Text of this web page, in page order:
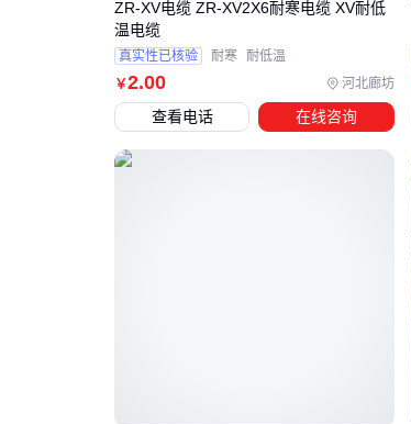
￥2.00 河北廊坊
ZR-XV电缆 ZR-XV2X6耐寒电缆 XV耐低
温电缆
真实性已核验 耐寒 耐低温
查看电话 在线咨询